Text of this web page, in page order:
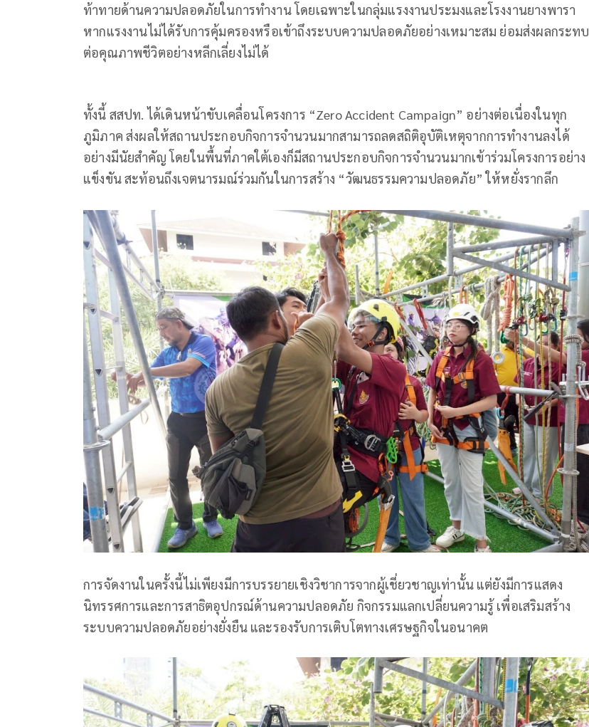
ท้าทายด้านความปลอดภัยในการทำงาน โดยเฉพาะในกลุ่มแรงงานประมงและโรงงานยางพารา
หากแรงงานไม่ได้รับการคุ้มครองหรือเข้าถึงระบบความปลอดภัยอย่างเหมาะสม ย่อมส่งผลกระทบ
ต่อคุณภาพชีวิตอย่างหลีกเลี่ยงไม่ได้
ทั้งนี้ สสปท. ได้เดินหน้าขับเคลื่อนโครงการ “Zero Accident Campaign” อย่างต่อเนื่องในทุก
ภูมิภาค ส่งผลให้สถานประกอบกิจการจำนวนมากสามารถลดสถิติอุบัติเหตุจากการทำงานลงได้
อย่างมีนัยสำคัญ โดยในพื้นที่ภาคใต้เองก็มีสถานประกอบกิจการจำนวนมากเข้าร่วมโครงการอย่าง
แข็งขัน สะท้อนถึงเจตนารมณ์ร่วมกันในการสร้าง “วัฒนธรรมความปลอดภัย” ให้หยั่งรากลึก
การจัดงานในครั้งนี้ไม่เพียงมีการบรรยายเชิงวิชาการจากผู้เชี่ยวชาญเท่านั้น แต่ยังมีการแสดง
นิทรรศการและการสาธิตอุปกรณ์ด้านความปลอดภัย กิจกรรมแลกเปลี่ยนความรู้ เพื่อเสริมสร้าง
ระบบความปลอดภัยอย่างยั่งยืน และรองรับการเติบโตทางเศรษฐกิจในอนาคต